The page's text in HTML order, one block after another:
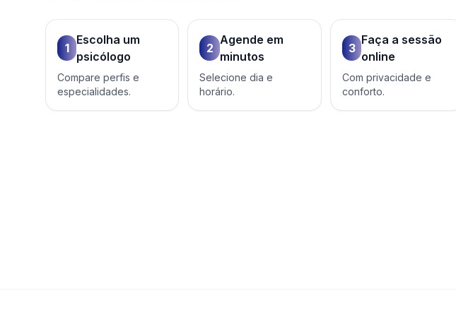
1
Escolha um
psicólogo
Compare perfis e
especialidades.
2
Agende em
minutos
Selecione dia e
horário.
3
Faça a sessão
online
Com privacidade e
conforto.